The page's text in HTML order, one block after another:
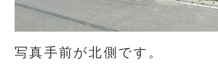
写真手前が北側です。